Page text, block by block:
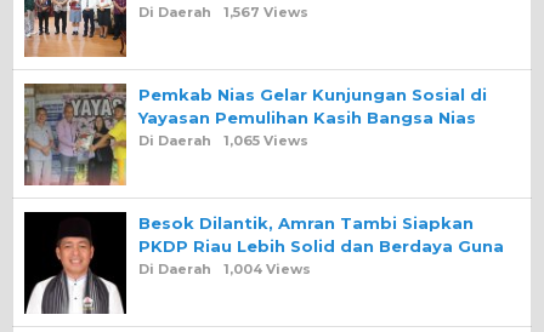
Di Daerah 1,567 Views
Pemkab Nias Gelar Kunjungan Sosial di
Yayasan Pemulihan Kasih Bangsa Nias
Di Daerah 1,065 Views
Besok Dilantik, Amran Tambi Siapkan
PKDP Riau Lebih Solid dan Berdaya Guna
Di Daerah 1,004 Views